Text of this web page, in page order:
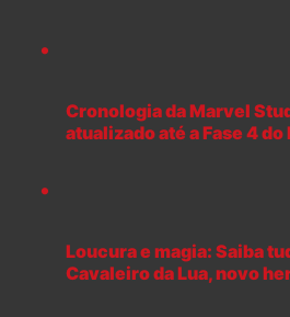
Cronologia da Marvel
atualizado até a Fase 4 do
Loucura e magia: Saiba
Cavaleiro da Lua, novo